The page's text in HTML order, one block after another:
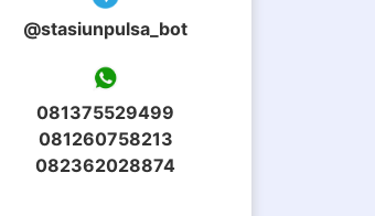
@stasiunpulsa_bot
081375529499
081260758213
082362028874